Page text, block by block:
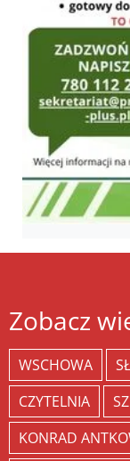
Zobacz
WSCHOWA
CZYTELNIA
KONRAD